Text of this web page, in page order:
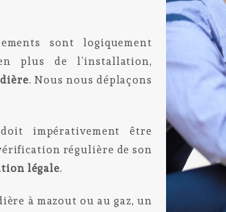
sont logiquement
plus de l’installation,
. Nous nous déplaçons
impérativement être
régulière de son
légale.
à mazout ou au gaz, un